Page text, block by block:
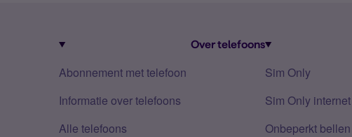
Over telefoons
Abonnement met telefoon
Informatie over telefoons
Alle telefoons
Sim Only
Sim Only internet
Onbeperkt bellen